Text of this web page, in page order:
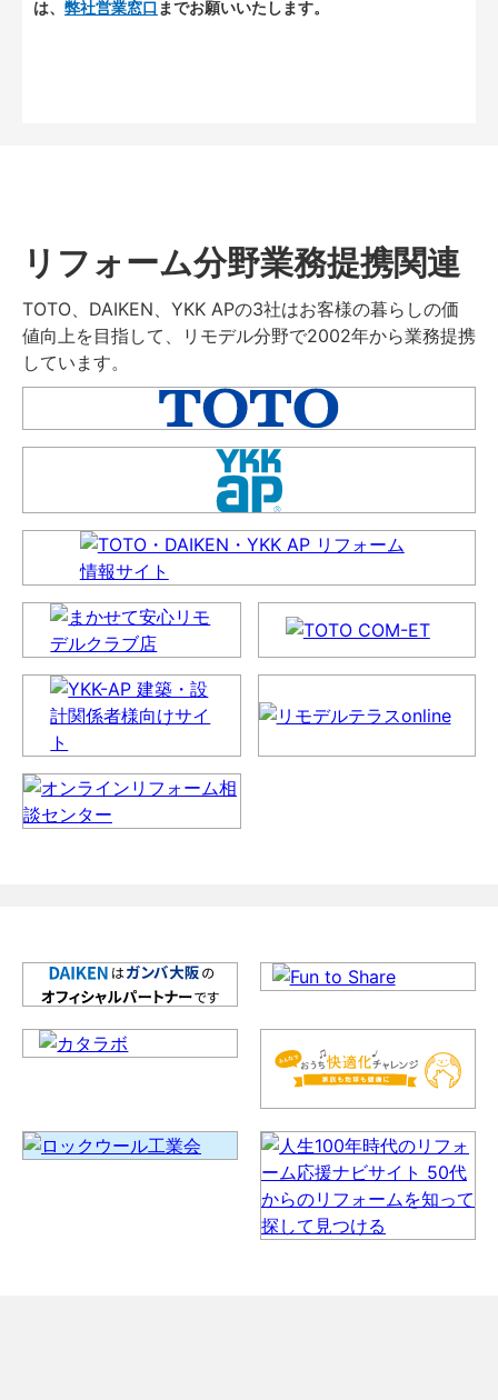
は、 弊社営業窓口 までお願いいたします。
リフォーム分野業務提携関連
TOTO、DAIKEN、YKK APの3社はお客様の暮らしの価
値向上を目指して、リモデル分野で2002年から業務提携
しています。